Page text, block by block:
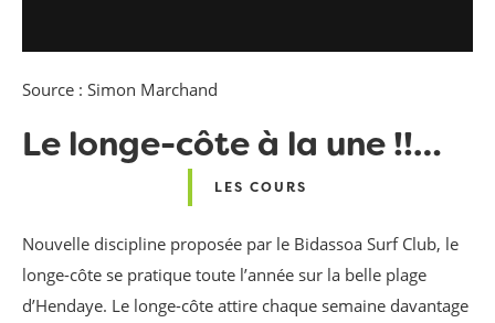
Source : Simon Marchand
Le longe-côte à la une !!…
LES COURS
Nouvelle discipline proposée par le Bidassoa Surf Club, le
longe-côte se pratique toute l’année sur la belle plage
d’Hendaye. Le longe-côte attire chaque semaine davantage